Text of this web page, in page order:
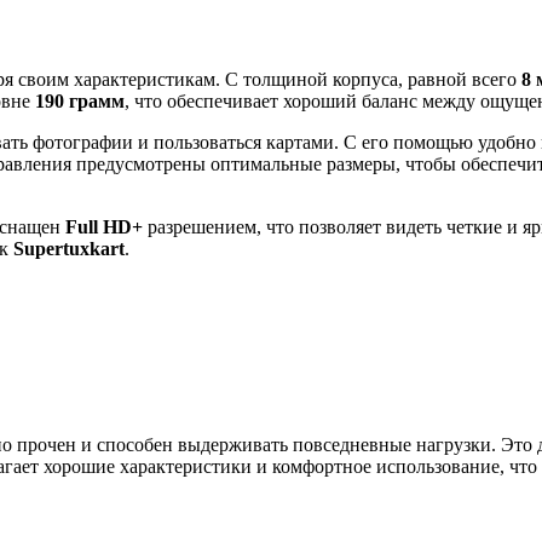
своим характеристикам. С толщиной корпуса, равной всего 8
190 грамм, что обеспечивает хороший баланс между
фотографии и пользоваться картами. С его помощью
предусмотрены оптимальные размеры, чтобы
Full HD+ разрешением, что позволяет видеть четкие и
Supertuxkart.
и способен выдерживать повседневные нагрузки.
хорошие характеристики и комфортное использование,